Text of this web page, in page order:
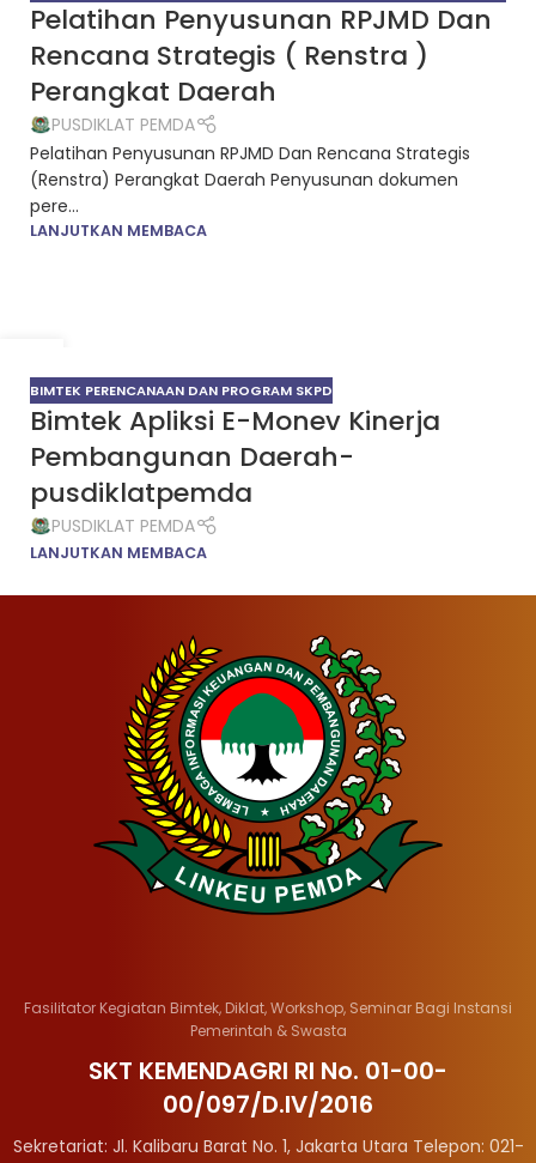
PEMERINTAHAN
Pelatihan Penyusunan RPJMD Dan
Rencana Strategis ( Renstra )
Perangkat Daerah
PUSDIKLAT PEMDA
Pelatihan Penyusunan RPJMD Dan Rencana Strategis
(Renstra) Perangkat Daerah Penyusunan dokumen
pere...
LANJUTKAN MEMBACA
MAR
BIMTEK PERENCANAAN DAN PROGRAM SKPD
Bimtek Apliksi E-Monev Kinerja
Pembangunan Daerah-
pusdiklatpemda
PUSDIKLAT PEMDA
LANJUTKAN MEMBACA
Fasilitator Kegiatan Bimtek, Diklat, Workshop, Seminar Bagi Instansi
Pemerintah & Swasta
SKT KEMENDAGRI RI No. 01-00-
00/097/D.IV/2016
Sekretariat: Jl. Kalibaru Barat No. 1, Jakarta Utara Telepon: 021-